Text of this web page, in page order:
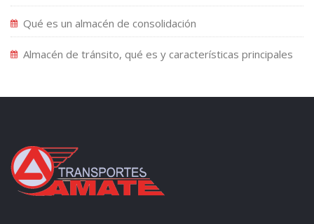
Qué es un almacén de consolidación
Almacén de tránsito, qué es y características principales